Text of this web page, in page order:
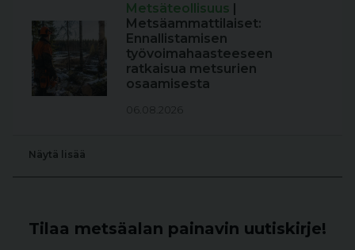
Metsäteollisuus |
Metsäammattilaiset:
Ennallistamisen
työvoimahaasteeseen
ratkaisua metsurien
osaamisesta
06.08.2026
Näytä lisää
Tilaa metsäalan painavin uutiskirje!